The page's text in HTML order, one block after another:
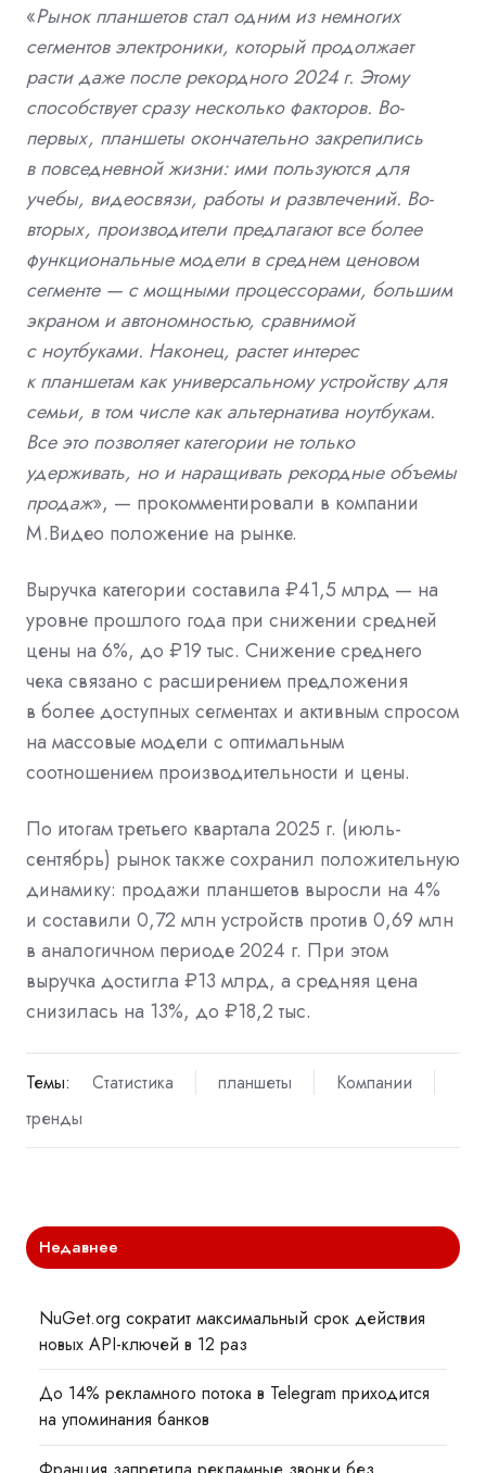
«Рынок планшетов стал одним из немногих
сегментов электроники, который продолжает
расти даже после рекордного 2024 г. Этому
способствует сразу несколько факторов. Во-
первых, планшеты окончательно закрепились
в повседневной жизни: ими пользуются для
учебы, видеосвязи, работы и развлечений. Во-
вторых, производители предлагают все более
функциональные модели в среднем ценовом
сегменте — с мощными процессорами, большим
экраном и автономностью, сравнимой
с ноутбуками. Наконец, растет интерес
к планшетам как универсальному устройству для
семьи, в том числе как альтернатива ноутбукам.
Все это позволяет категории не только
удерживать, но и наращивать рекордные объемы
продаж», — прокомментировали в компании
М.Видео положение на рынке.
Выручка категории составила ₽41,5 млрд — на
уровне прошлого года при снижении средней
цены на 6%, до ₽19 тыс. Снижение среднего
чека связано с расширением предложения
в более доступных сегментах и активным спросом
на массовые модели с оптимальным
соотношением производительности и цены.
По итогам третьего квартала 2025 г. (июль-
сентябрь) рынок также сохранил положительную
динамику: продажи планшетов выросли на 4%
и составили 0,72 млн устройств против 0,69 млн
в аналогичном периоде 2024 г. При этом
выручка достигла ₽13 млрд, а средняя цена
снизилась на 13%, до ₽18,2 тыс.
Темы: Статистика планшеты
Компании
тренды
Недавнее
NuGet.org сократит максимальный срок действия
новых API-ключей в 12 раз
До 14% рекламного потока в Telegram приходится
на упоминания банков